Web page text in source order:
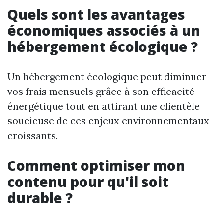
Quels sont les avantages
économiques associés à un
hébergement écologique ?
Un hébergement écologique peut diminuer
vos frais mensuels grâce à son efficacité
énergétique tout en attirant une clientèle
soucieuse de ces enjeux environnementaux
croissants.
Comment optimiser mon
contenu pour qu'il soit
durable ?